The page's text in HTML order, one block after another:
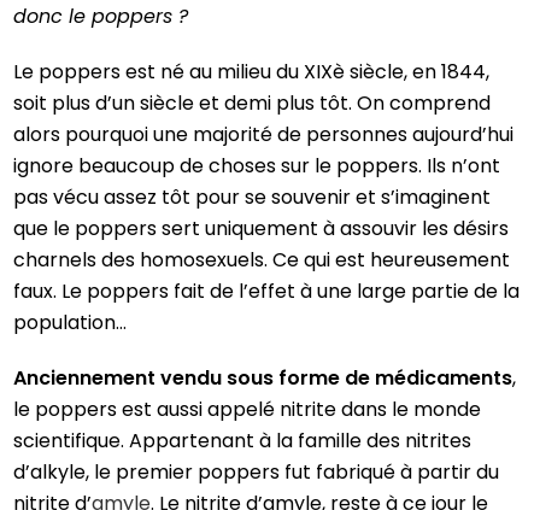
donc le poppers ?
Le poppers est né au milieu du XIXè siècle, en 1844,
soit plus d’un siècle et demi plus tôt. On comprend
alors pourquoi une majorité de personnes aujourd’hui
ignore beaucoup de choses sur le poppers. Ils n’ont
pas vécu assez tôt pour se souvenir et s’imaginent
que le poppers sert uniquement à assouvir les désirs
charnels des homosexuels. Ce qui est heureusement
faux. Le poppers fait de l’effet à une large partie de la
population…
Anciennement vendu sous forme de médicaments,
le poppers est aussi appelé nitrite dans le monde
scientifique. Appartenant à la famille des nitrites
d’alkyle, le premier poppers fut fabriqué à partir du
nitrite d’amyle. Le nitrite d’amyle, reste à ce jour le